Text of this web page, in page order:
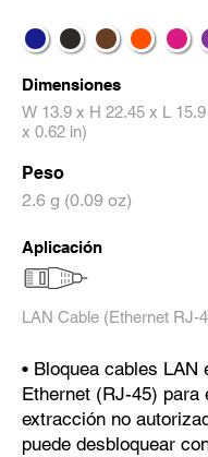
Dimensiones
W 13.9 x H 22.45 x L
x 0.62 in)
Peso
2.6 g (0.09 oz)
Aplicación
LAN Cable (Ethernet RJ-
• Bloquea cables LAN
Ethernet (RJ-45) para
extracción no
puede desbloquear